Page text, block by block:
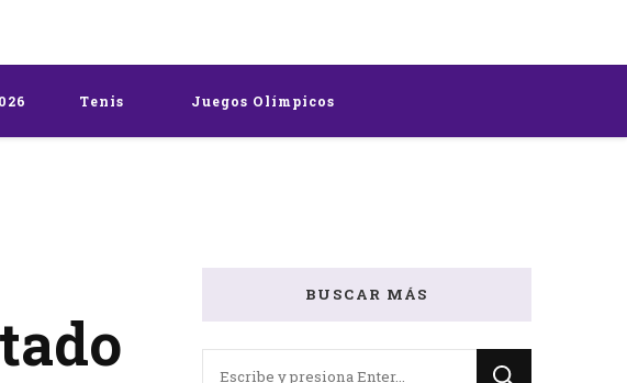
Sports
Tenis Juegos Olímpicos
BUSCAR MÁS